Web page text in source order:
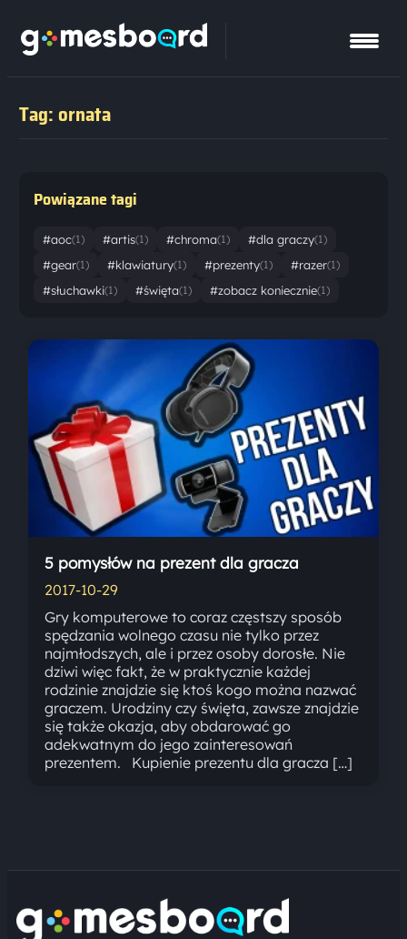
Tag: ornata
Powiązane tagi
#aoc(1) #artis(1) #chroma(1) #dla graczy(1)
#gear(1) #klawiatury(1) #prezenty(1) #razer(1)
#słuchawki(1) #święta(1) #zobacz koniecznie(1)
5 pomysłów na prezent dla gracza
2017-10-29
Gry komputerowe to coraz częstszy sposób
spędzania wolnego czasu nie tylko przez
najmłodszych, ale i przez osoby dorosłe. Nie
dziwi więc fakt, że w praktycznie każdej
rodzinie znajdzie się ktoś kogo można nazwać
graczem. Urodziny czy święta, zawsze znajdzie
się także okazja, aby obdarować go
adekwatnym do jego zainteresowań
prezentem. Kupienie prezentu dla gracza […]